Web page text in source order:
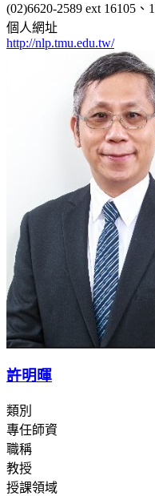
(02)6620-2589 ext 16105、
個人網址
http://nlp.tmu.edu.tw/
許明暉
類別
專任師資
職稱
教授
授課領域